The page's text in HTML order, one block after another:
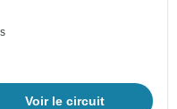
Voir le circuit